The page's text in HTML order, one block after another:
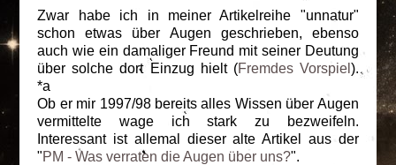
Zwar habe ich in meiner Artikelreihe "unnatur"
schon etwas über Augen geschrieben, ebenso
auch wie ein damaliger Freund mit seiner Deutung
über solche dort Einzug hielt (Fremdes Vorspiel ).
*a
Ob er mir 1997/98 bereits alles Wissen über Augen
vermittelte wage ich stark zu bezweifeln.
Interessant ist allemal dieser alte Artikel aus der
"PM - Was verraten die Augen über uns?".